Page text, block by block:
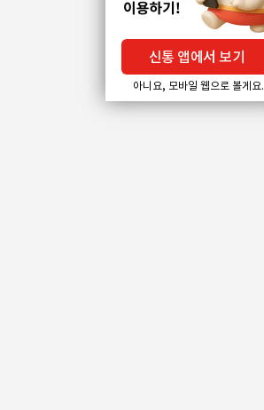
신통 앱에서 보기
아니요, 모바일 웹으로 볼게요.